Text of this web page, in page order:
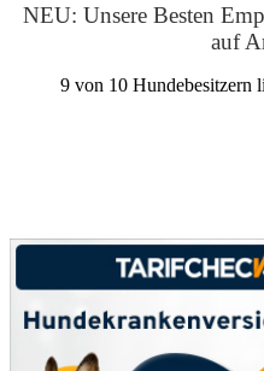
NEU: Unsere Besten
auf
9 von 10 Hundebesitzern